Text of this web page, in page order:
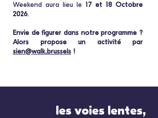
Weekend aura lieu le 17 et 18 Octobre
2026.
Envie de figurer dans notre programme ?
Alors propose un activité par
sien@walk.brussels !
les voies lentes,